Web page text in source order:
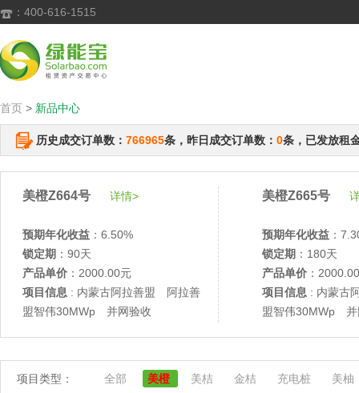
 ：400-616-1515
首页 > 新品中心
历史成交订单数： 766965条，昨日成交订单数： 0条，已发放租
美橙Z664号 详情>
预期年化收益 ：6.50%
锁定期 ：90天
产品单价 ：2000.00元
项目信息 : 内蒙古阿拉善盟 阿拉善
盟智伟30MWp 并网验收
美橙Z665号
预期年化收益 ：
锁定期 ：180天
产品单价 ：
项目信息 : 内蒙古
盟智伟30MWp 并
项目类型： 全部 美橙 美桔 金桔 充电桩 美柚